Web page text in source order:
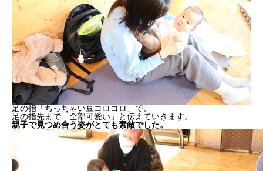
足の指「ちっちゃい豆コロコロ」で、
足の指先まで「全部可愛い」と伝えていきます。
親子で見つめ合う姿がとても素敵でした。